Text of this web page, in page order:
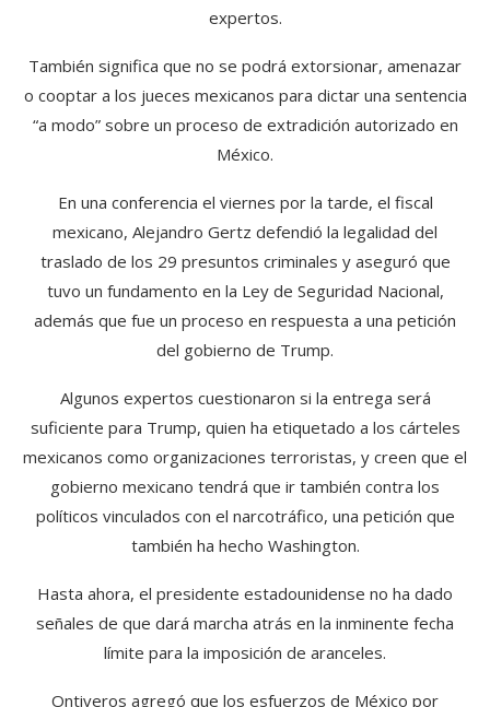
expertos.
También significa que no se podrá extorsionar, amenazar
o cooptar a los jueces mexicanos para dictar una sentencia
“a modo” sobre un proceso de extradición autorizado en
México.
En una conferencia el viernes por la tarde, el fiscal
mexicano, Alejandro Gertz defendió la legalidad del
traslado de los 29 presuntos criminales y aseguró que
tuvo un fundamento en la Ley de Seguridad Nacional,
además que fue un proceso en respuesta a una petición
del gobierno de Trump.
Algunos expertos cuestionaron si la entrega será
suficiente para Trump, quien ha etiquetado a los cárteles
mexicanos como organizaciones terroristas, y creen que el
gobierno mexicano tendrá que ir también contra los
políticos vinculados con el narcotráfico, una petición que
también ha hecho Washington.
Hasta ahora, el presidente estadounidense no ha dado
señales de que dará marcha atrás en la inminente fecha
límite para la imposición de aranceles.
Ontiveros agregó que los esfuerzos de México por